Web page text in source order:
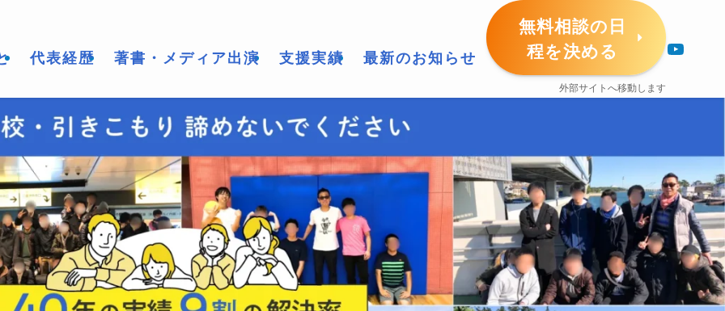
代表経歴 著書・メディア出演 支援実績 最新のお知らせ
無料相談の日
程を決める
外部サイトへ移動します
YouTube